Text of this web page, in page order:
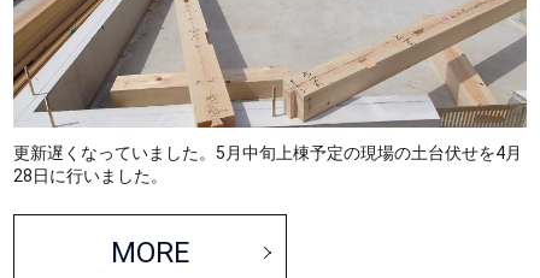
更新遅くなっていました。5月中旬上棟予定の現場の土台伏せを4月
28日に行いました。
MORE